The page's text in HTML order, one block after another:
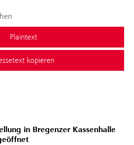
Plaintext
kopieren
in Bregenzer Kassenhalle